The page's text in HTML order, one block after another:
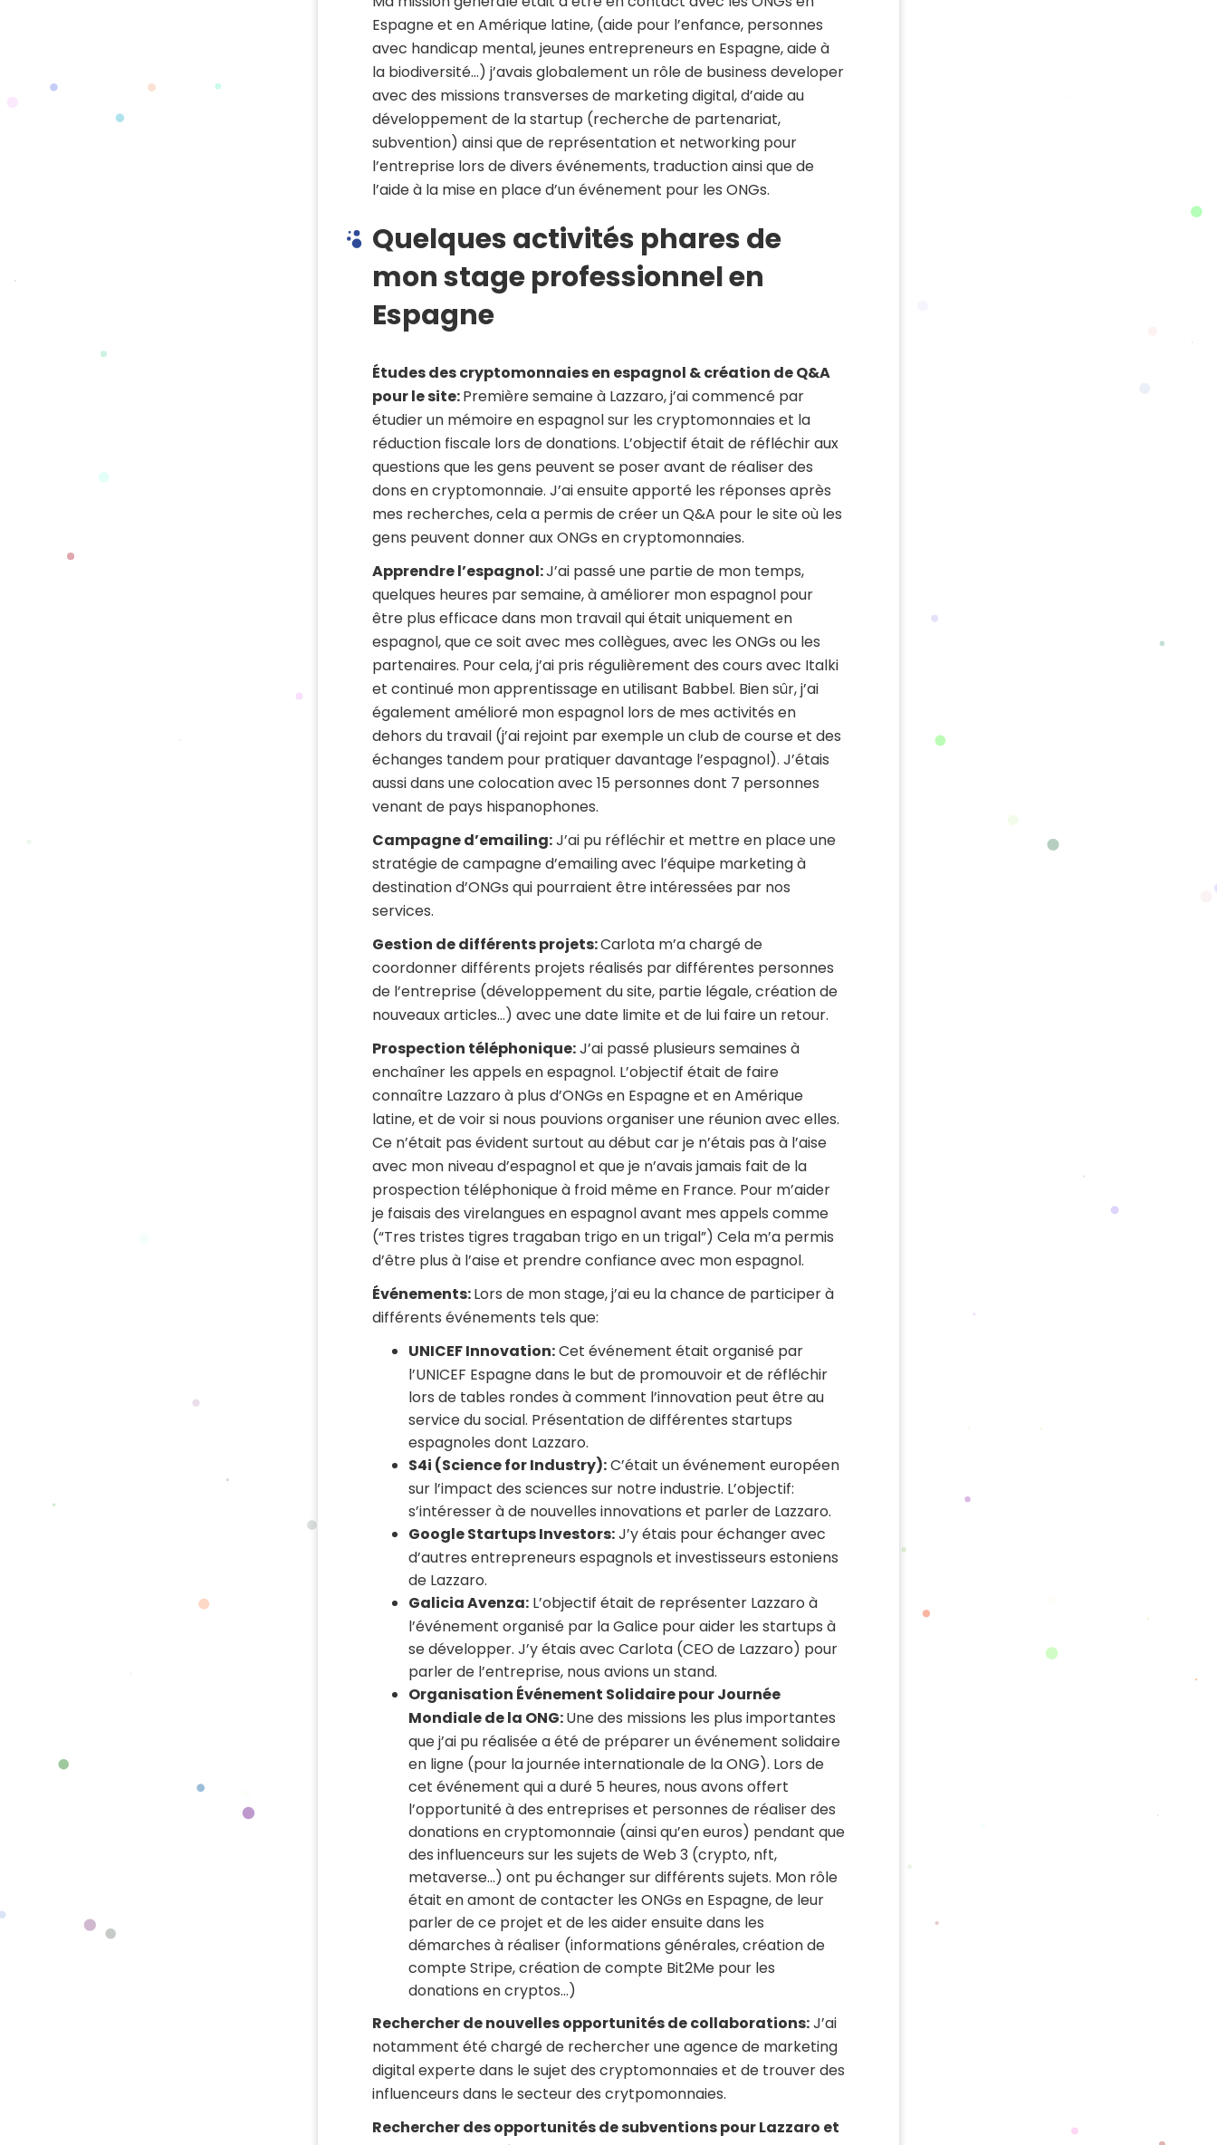
Espagne et en Amérique latine, (aide pour l’enfance, personnes
avec handicap mental, jeunes entrepreneurs en Espagne, aide à
la biodiversité…) j’avais globalement un rôle de business developer
avec des missions transverses de marketing digital, d’aide au
développement de la startup (recherche de partenariat,
subvention) ainsi que de représentation et networking pour
l’entreprise lors de divers événements, traduction ainsi que de
l’aide à la mise en place d’un événement pour les ONGs.
Quelques activités phares de
mon stage professionnel en
Espagne
Études des cryptomonnaies en espagnol & création de Q&A
pour le site:Première semaine à Lazzaro, j’ai commencé par
étudier un mémoire en espagnol sur les cryptomonnaies et la
réduction fiscale lors de donations. L’objectif était de réfléchir aux
questions que les gens peuvent se poser avant de réaliser des
dons en cryptomonnaie. J’ai ensuite apporté les réponses après
mes recherches, cela a permis de créer un Q&A pour le site où les
gens peuvent donner aux ONGs en cryptomonnaies.
Apprendre l’espagnol:J’ai passé une partie de mon temps,
quelques heures par semaine, à améliorer mon espagnol pour
être plus efficace dans mon travail qui était uniquement en
espagnol, que ce soit avec mes collègues, avec les ONGs ou les
partenaires. Pour cela, j’ai pris régulièrement des cours avec Italki
et continué mon apprentissage en utilisant Babbel. Bien sûr, j’ai
également amélioré mon espagnol lors de mes activités en
dehors du travail (j’ai rejoint par exemple un club de course et des
échanges tandem pour pratiquer davantage l’espagnol). J’étais
aussi dans une colocation avec 15 personnes dont 7 personnes
venant de pays hispanophones.
Campagne d’emailing:J’ai pu réfléchir et mettre en place une
stratégie de campagne d’emailing avec l’équipe marketing à
destination d’ONGs qui pourraient être intéressées par nos
services.
Gestion de différents projets:Carlota m’a chargé de
coordonner différents projets réalisés par différentes personnes
de l’entreprise (développement du site, partie légale, création de
nouveaux articles…) avec une date limite et de lui faire un retour.
Prospection téléphonique:J’ai passé plusieurs semaines à
enchaîner les appels en espagnol. L’objectif était de faire
connaître Lazzaro à plus d’ONGs en Espagne et en Amérique
latine, et de voir si nous pouvions organiser une réunion avec elles.
Ce n’était pas évident surtout au début car je n’étais pas à l’aise
avec mon niveau d’espagnol et que je n’avais jamais fait de la
prospection téléphonique à froid même en France. Pour m’aider
je faisais des virelangues en espagnol avant mes appels comme
(“Tres tristes tigres tragaban trigo en un trigal”) Cela m’a permis
d’être plus à l’aise et prendre confiance avec mon espagnol.
Événements:Lors de mon stage, j’ai eu la chance de participer à
différents événements tels que:
UNICEF Innovation:Cet événement était organisé par
l’UNICEF Espagne dans le but de promouvoir et de réfléchir
lors de tables rondes à comment l’innovation peut être au
service du social. Présentation de différentes startups
espagnoles dont Lazzaro.
S4i (Science for Industry):C’était un événement européen
sur l’impact des sciences sur notre industrie. L’objectif:
s’intéresser à de nouvelles innovations et parler de Lazzaro.
Google Startups Investors:J’y étais pour échanger avec
d’autres entrepreneurs espagnols et investisseurs estoniens
de Lazzaro.
Galicia Avenza: L’objectif était de représenter Lazzaro à
l’événement organisé par la Galice pour aider les startups à
se développer. J’y étais avec Carlota (CEO de Lazzaro) pour
parler de l’entreprise, nous avions un stand.
Organisation Événement Solidaire pour Journée
Mondiale de la ONG:Une des missions les plus importantes
que j’ai pu réalisée a été de préparer un événement solidaire
en ligne (pour la journée internationale de la ONG). Lors de
cet événement qui a duré 5 heures, nous avons offert
l’opportunité à des entreprises et personnes de réaliser des
donations en cryptomonnaie (ainsi qu’en euros) pendant que
des influenceurs sur les sujets de Web 3 (crypto, nft,
metaverse…) ont pu échanger sur différents sujets. Mon rôle
était en amont de contacter les ONGs en Espagne, de leur
parler de ce projet et de les aider ensuite dans les
démarches à réaliser (informations générales, création de
compte Stripe, création de compte Bit2Me pour les
donations en cryptos…)
Rechercher de nouvelles opportunités de collaborations:J’ai
notamment été chargé de rechercher une agence de marketing
digital experte dans le sujet des cryptomonnaies et de trouver des
influenceurs dans le secteur des crytpomonnaies.
Rechercher des opportunités de subventions pour Lazzaro et